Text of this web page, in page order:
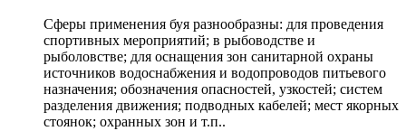
Сферы применения буя разнообразны: для проведения
спортивных мероприятий; в рыбоводстве и
рыболовстве; для оснащения зон санитарной охраны
источников водоснабжения и водопроводов питьевого
назначения; обозначения опасностей, узкостей; систем
разделения движения; подводных кабелей; мест якорных
стоянок; охранных зон и т.п..